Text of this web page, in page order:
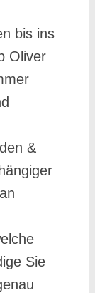
bis ins
Oliver
&
Sie